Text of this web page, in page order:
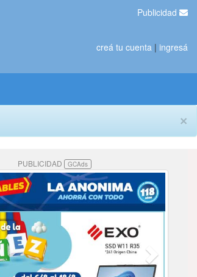
Publicidad
creá tu cuenta | ingresá
×
PUBLICIDAD GCAds